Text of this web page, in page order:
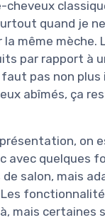
cheveux
quand je
même mèche.
par rapport à
faut pas non
abîmés, ça
on
avec quelques
salon, mais
mais certaines